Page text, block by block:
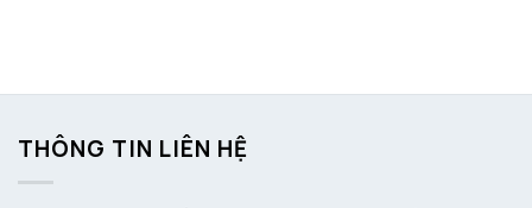
THÔNG TIN LIÊN HỆ